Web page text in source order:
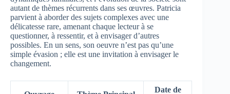
autant de thèmes récurrents dans ses œuvres. Patricia
parvient à aborder des sujets complexes avec une
délicatesse rare, amenant chaque lecteur à se
questionner, à ressentir, et à envisager d’autres
possibles. En un sens, son oeuvre n’est pas qu’une
simple évasion ; elle est une invitation à envisager le
changement.
Date de